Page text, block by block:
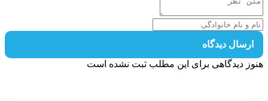
دیدگاه
دیدگاهی برای این مطلب ثبت نشده است